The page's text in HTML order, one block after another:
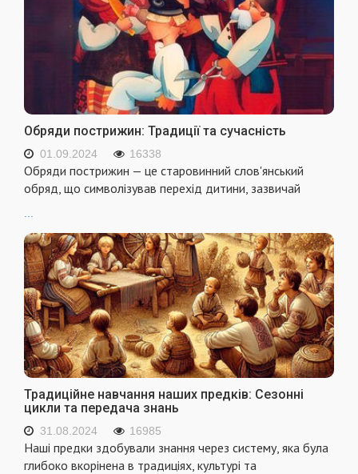
Обряди пострижин: Традиції та сучасність
01.09.2024 16338
Обряди пострижин — це старовинний слов'янський
обряд, що символізував перехід дитини, зазвичай
...
Традиційне навчання наших предків: Сезонні
цикли та передача знань
31.08.2024 16985
Наші предки здобували знання через систему, яка була
глибоко вкорінена в традиціях, культурі та